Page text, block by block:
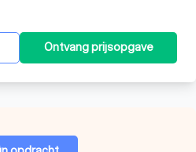
Ontvang prijsopgave